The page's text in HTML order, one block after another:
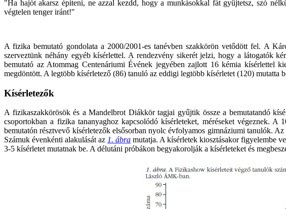
"Ha hajót akarsz építeni, ne azzal kezdd, hogy a munkásokkal fát gyűjtetsz, szó
végtelen tenger iránt!"
A fizika bemutató gondolata a 2000/2001-es tanévben szakkörön vetődött fel. A
szerveztünk néhány egyéb kísérlettel. A rendezvény sikerét jelzi, hogy a látogatók
bemutató az Atommag Centenáriumi Évének jegyében zajlott 16 kémia kísérlettel
megdöntött. A legtöbb kísérletező (86) tanuló az eddigi legtöbb kísérletet (120) mutatta
Kísérletezők
A fizikaszakkörösök és a Mandelbrot Diákkör tagjai gyűjtik össze a bemutatandó
csoportokban a fizika tananyaghoz kapcsolódó kísérleteket, méréseket végeznek.
bemutatón résztvevő kísérletezők elsősorban nyolc évfolyamos gimnáziumi tanulók.
Számuk évenkénti alakulását az 1. ábra mutatja. A kísérletek kiosztásakor figyelembe
3-5 kísérletet mutatnak be. A délutáni próbákon begyakorolják a kísérleteket és